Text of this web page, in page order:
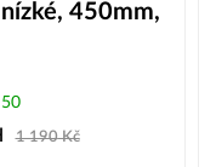
450mm,
1 190Kč